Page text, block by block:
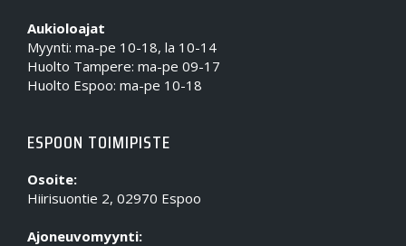
Aukioloajat
Myynti: ma-pe 10-18, la 10-14
Huolto Tampere: ma-pe 09-17
Huolto Espoo: ma-pe 10-18
ESPOON TOIMIPISTE
Osoite:
Hiirisuontie 2, 02970 Espoo
Ajoneuvomyynti: